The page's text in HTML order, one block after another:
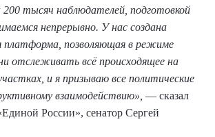
тысяч наблюдателей, подготовкой
непрерывно. У нас создана
платформа, позволяющая в режиме
отслеживать всё происходящее на
и я призываю все политические
взаимодействию», — сказал
России», сенатор Сергей